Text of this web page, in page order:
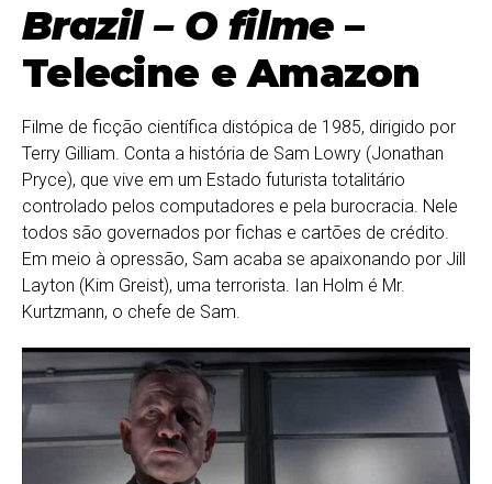
Brazil – O filme–
Telecine e Amazon
Filme de ficção científica distópica de 1985, dirigido por
Terry Gilliam. Conta a história de Sam Lowry (Jonathan
Pryce), que vive em um Estado futurista totalitário
controlado pelos computadores e pela burocracia. Nele
todos são governados por fichas e cartões de crédito.
Em meio à opressão, Sam acaba se apaixonando por Jill
Layton (Kim Greist), uma terrorista. Ian Holm é Mr.
Kurtzmann, o chefe de Sam.